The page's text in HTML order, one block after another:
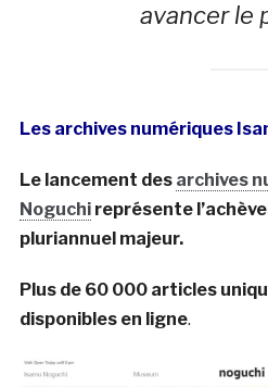
avancer le
Les archives numériques
Le lancement des archives
Noguchireprésente
pluriannuel majeur.
Plus de 60 000 articles
disponibles en ligne.